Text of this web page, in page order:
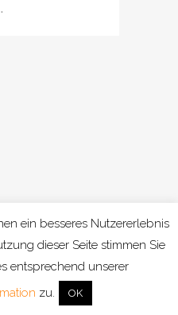
| Impressum
ein besseres Nutzererlebnis
dieser Seite stimmen Sie
entsprechend unserer
zu. OK